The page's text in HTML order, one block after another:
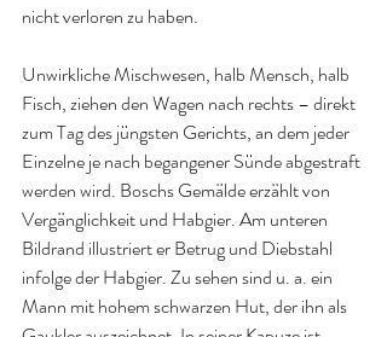
nicht verloren zu haben.
Unwirkliche Mischwesen, halb Mensch, halb
Fisch, ziehen den Wagen nach rechts – direkt
zum Tag des jüngsten Gerichts, an dem jeder
Einzelne je nach begangener Sünde abgestraft
werden wird. Boschs Gemälde erzählt von
Vergänglichkeit und Habgier. Am unteren
Bildrand illustriert er Betrug und Diebstahl
infolge der Habgier. Zu sehen sind u. a. ein
Mann mit hohem schwarzen Hut, der ihn als